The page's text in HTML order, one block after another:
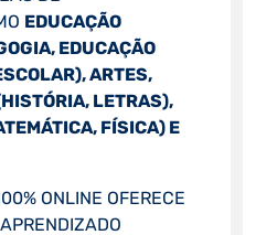
EDUCAÇÃO
EDUCAÇÃO
ARTES,
LETRAS),
FÍSICA) E
ONLINE OFERECE